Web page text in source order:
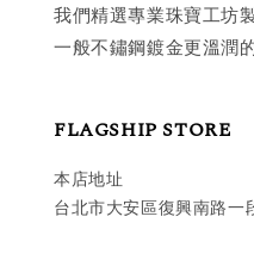
我們精選專業珠寶工坊
一般不鏽鋼鍍金更溫潤
FLAGSHIP STORE
本店地址
台北市大安區復興南路一